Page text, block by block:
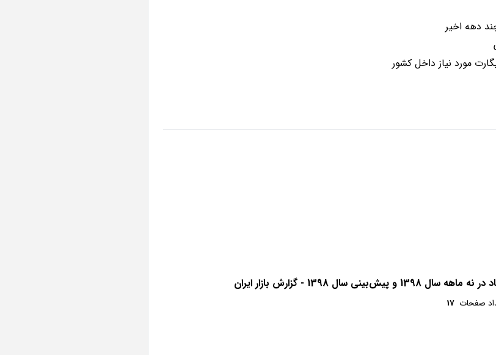
دهه اخیر
مورد نیاز داخل کشور
سال 1398 - گزارش بازار ایران
صفحات 17